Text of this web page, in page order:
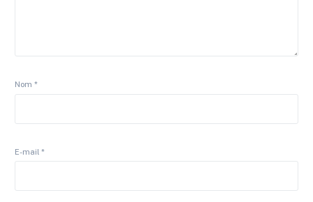
Nom*
E-mail*